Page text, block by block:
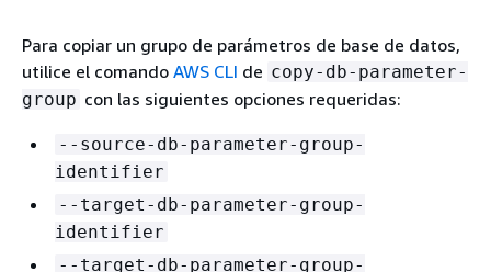
Para copiar un grupo de parámetros de base de datos,
utilice el comando AWS CLI de copy-db-parameter-
group con las siguientes opciones requeridas:
--source-db-parameter-group-
identifier
--target-db-parameter-group-
identifier
--target-db-parameter-group-